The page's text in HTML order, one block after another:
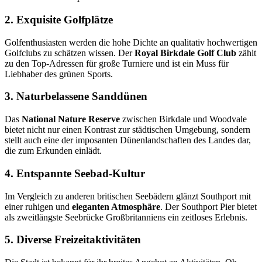
2. Exquisite Golfplätze
Golfenthusiasten werden die hohe Dichte an qualitativ hochwertigen
Golfclubs zu schätzen wissen. DerRoyal Birkdale Golf Club zählt
zu den Top-Adressen für große Turniere und ist ein Muss für
Liebhaber des grünen Sports.
3. Naturbelassene Sanddünen
Das National Nature Reserve zwischen Birkdale und Woodvale
bietet nicht nur einen Kontrast zur städtischen Umgebung, sondern
stellt auch eine der imposanten Dünenlandschaften des Landes dar,
die zum Erkunden einlädt.
4. Entspannte Seebad-Kultur
Im Vergleich zu anderen britischen Seebädern glänzt Southport mit
einer ruhigen und eleganten Atmosphäre. Der Southport Pier bietet
als zweitlängste Seebrücke Großbritanniens ein zeitloses Erlebnis.
5. Diverse Freizeitaktivitäten